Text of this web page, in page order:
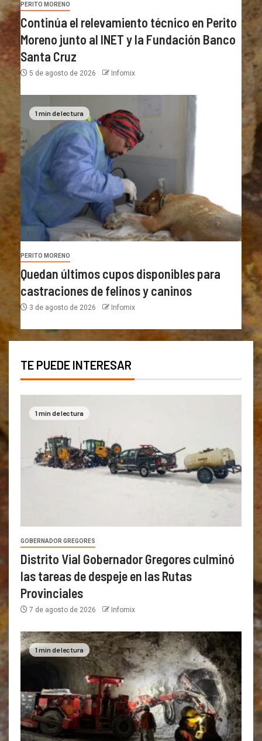
PERITO MORENO
Continúa el relevamiento técnico en Perito
Moreno junto al INET y la Fundación Banco
Santa Cruz
5 de agosto de 2026 Infomix
1 min de lectura
PERITO MORENO
Quedan últimos cupos disponibles para
castraciones de felinos y caninos
3 de agosto de 2026 Infomix
TE PUEDE INTERESAR
1 min de lectura
GOBERNADOR GREGORES
Distrito Vial Gobernador Gregores culminó
las tareas de despeje en las Rutas
Provinciales
7 de agosto de 2026 Infomix
1 min de lectura